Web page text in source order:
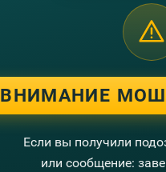
ВНИМАНИЕ
Если вы получили
или сообщение: